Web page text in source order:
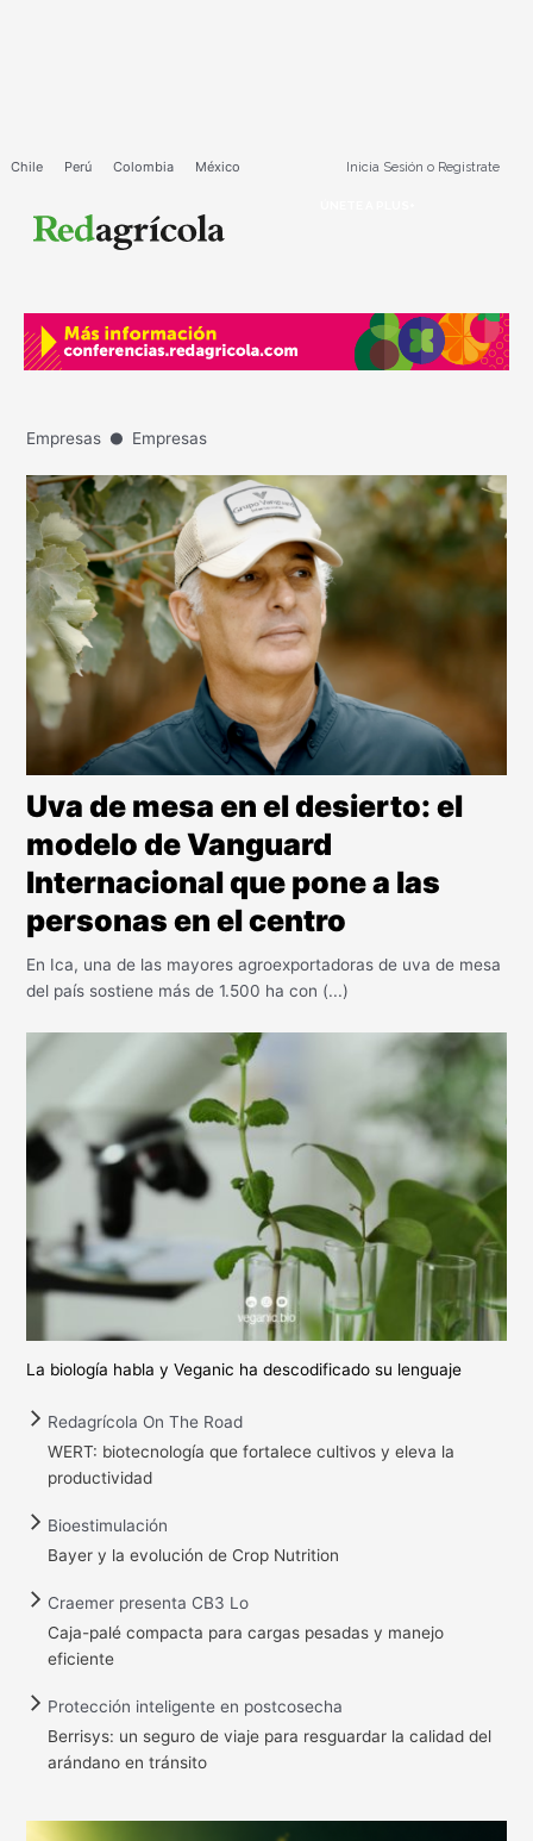
Chile Perú Colombia México Inicia Sesión o Registrate
Empresas . Empresas
Uva de mesa en el desierto: el
modelo de Vanguard
Internacional que pone a las
personas en el centro
En Ica, una de las mayores agroexportadoras de uva de mesa
del país sostiene más de 1.500 ha con (...)
La biología habla y Veganic ha descodificado su lenguaje
Redagrícola On The Road
WERT: biotecnología que fortalece cultivos y eleva la
productividad
Bioestimulación
Bayer y la evolución de Crop Nutrition
Craemer presenta CB3 Lo
Caja-palé compacta para cargas pesadas y manejo
eficiente
Protección inteligente en postcosecha
Berrisys: un seguro de viaje para resguardar la calidad del
arándano en tránsito